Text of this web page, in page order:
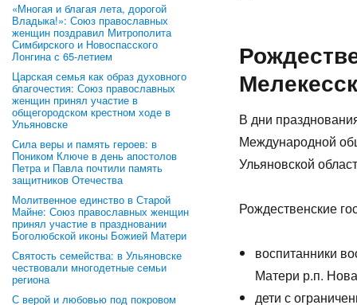
«Многая и благая лета, дорогой
Владыка!»: Союз православных
женщин поздравил Митрополита
Симбирского и Новоспасского
Лонгина с 65-летием
Царская семья как образ духовного
благочестия: Союз православных
женщин принял участие в
общегородском крестном ходе в
Ульяновске
Сила веры и память героев: в
Поником Ключе в день апостолов
Петра и Павла почтили память
защитников Отечества
Молитвенное единство в Старой
Майне: Союз православных женщин
принял участие в праздновании
Боголюбской иконы Божией Матери
Святость семейства: в Ульяновске
чествовали многодетные семьи
региона
С верой и любовью под покровом
В дни
Международной
Ульяновской
Рождественские
воспитанники
Матери р.п.
дети с